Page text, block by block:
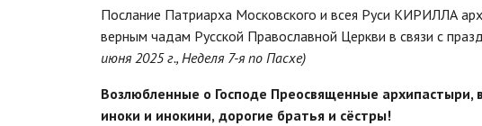
Послание Патриарха Московского и всея Руси КИРИЛЛА
верным чадам Русской Православной Церкви в связи с
июня 2025 г., Неделя 7-я по Пасхе)
Возлюбленные о Господе Преосвященные
иноки и инокини, дорогие братья и сёстры!